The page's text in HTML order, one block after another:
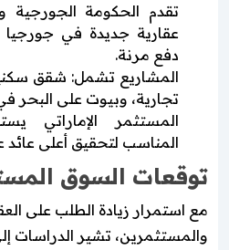
تقدم الحكومة الجورجية
عقارية جديدة في
دفع مرنة.
المشاريع تشمل: شقق
تجارية، وبيوت على البحر
المستثمر الإماراتي
المناسب لتحقيق أعلى عائد
توقعات السوق
مع استمرار زيادة الطلب على
والمستثمرين، تشير الدراسات